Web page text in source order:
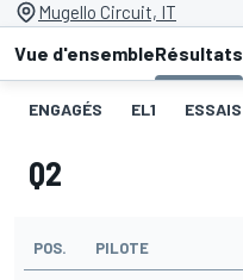
Mugello Circuit, IT
Vue d'ensembleRésultats
ENGAGÉS EL1 ESSAIS
Q2
POS. PILOTE